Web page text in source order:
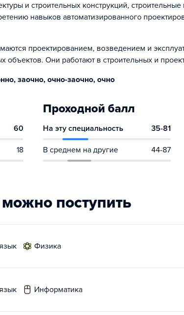
и строительных конструкций,
навыков автоматизированного
проектированием, возведением и
объектов. Они работают в строительных и
заочно, очно-заочно, очно
60
18
Проходной балл
На эту специальность 35-81
В среднем на другие 44-87
поступить
физика
информатика